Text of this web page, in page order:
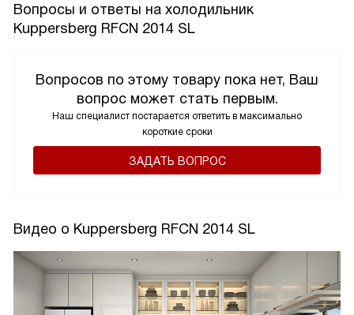
Вопросы и ответы на холодильник
Kuppersberg RFCN 2014 SL
Вопросов по этому товару пока нет, Ваш
вопрос может стать первым.
Наш специалист постарается ответить в максимально
короткие сроки
ЗАДАТЬ ВОПРОС
Видео о Kuppersberg RFCN 2014 SL